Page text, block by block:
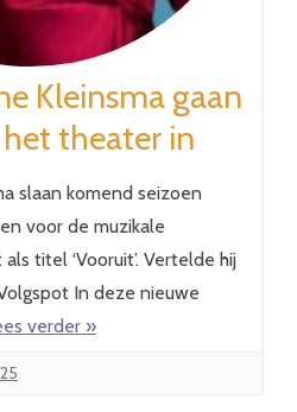
Kleinsma gaan
theater in
slaan komend seizoen
voor de muzikale
titel ‘Vooruit’. Vertelde hij
In deze nieuwe
verder »